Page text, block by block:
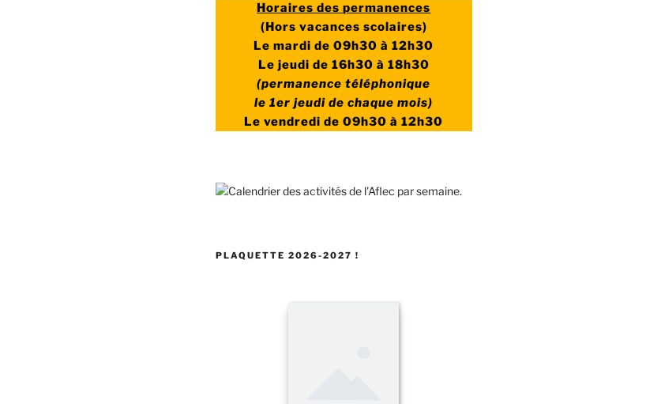
Horaires des permanences
( Hors vacances scolaires)
Le mardi de 09h30 à 12h30
Le jeudi de 16h30 à 18h30
(permanence téléphonique
le 1er jeudi de chaque mois)
Le vendredi de09h30 à 12h30
PLAQUETTE 2026-2027 !